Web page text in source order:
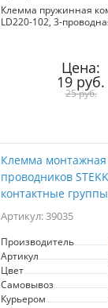
Клемма пружинная
LD220-102, 3-
латунь. Тип провода
многожильный,
температураЦена:
19 руб.
25 руб.
Клемма
проводников
контактные
Артикул: 39035
Производитель
Артикул
Цвет
Самовывоз
Курьером